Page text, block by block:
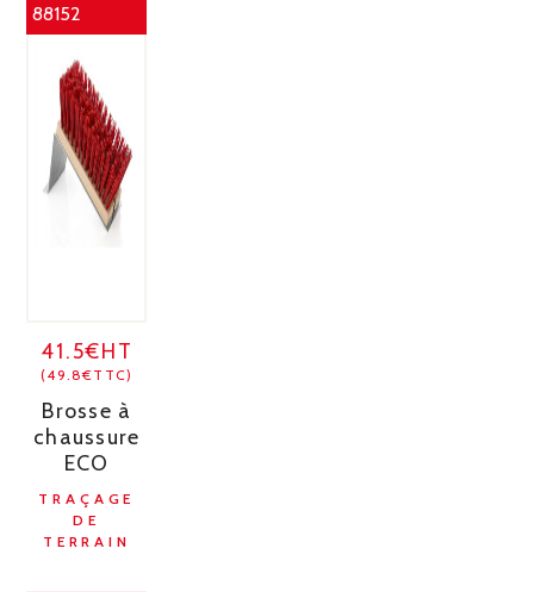
88152
41.5€HT
(49.8€TTC)
Brosse à
chaussure
ECO
TRAÇAGE
DE
TERRAIN